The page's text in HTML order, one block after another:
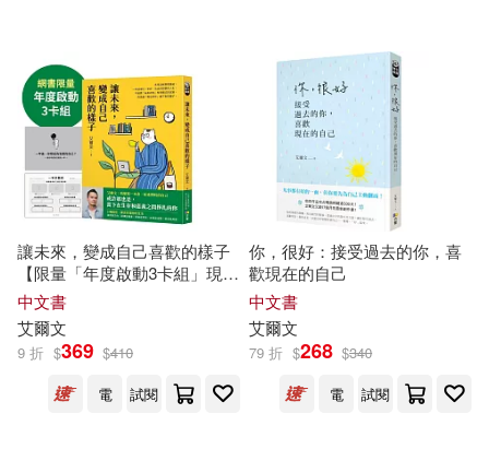
Eric Carle(2) 安妮‧艾諾(2)
尼爾・艾爾文(2) 洪繡巒(2)
簡．尼爾森(2)
艾爾文．布魯克斯．懷特(2)
出版社 (可複選)
Universal(21) 方智(12)
聯經出版公司(10)
大塊文化(7) CONCORD(5)
三采(5) 環球 Verve(5)
皇冠(5) Naxos(4)
展開
配送方式 (可複選)
讓未來，變成自己喜歡的樣子
【限量「年度啟動3卡組」現在
播下對的種子】
中文書
艾爾文
9 折 $369 $410
電
試閱
你，很好：接受過去的你，喜
歡現在的自己
中文書
艾爾文
79 折 $268 $340
電
試閱